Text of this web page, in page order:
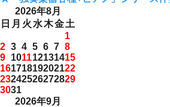
2026年8月
日 月 火 水木金土
1
2 3 4 5 6 7 8
9 101112131415
16171819202122
23242526272829
3031
2026年9月